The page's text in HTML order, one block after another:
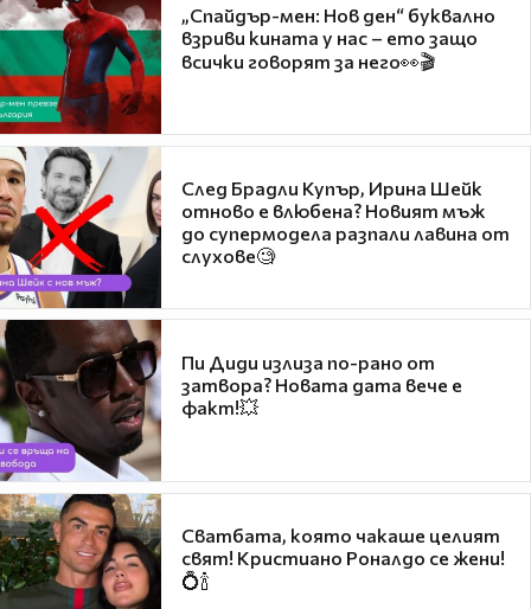
„Спайдър-мен: Нов ден“ буквално
взриви кината у нас – ето защо
всички говорят за него👀🎬
След Брадли Купър, Ирина Шейк
отново е влюбена? Новият мъж
до супермодела разпали лавина от
слухове🧐
Пи Диди излиза по-рано от
затвора? Новата дата вече е
факт!💥
Сватбата, която чакаше целият
свят! Кристиано Роналдо се жени!
💍🍾